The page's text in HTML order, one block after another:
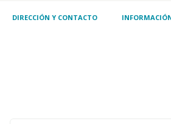
manufactur
DIRECCIÓN Y CONTACTO